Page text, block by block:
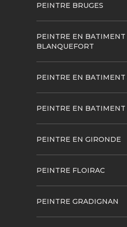
PEINTRE BRUGES
PEINTRE EN BATIMENT
BLANQUEFORT
PEINTRE EN BATIMENT
PEINTRE EN BATIMENT
PEINTRE EN GIRONDE
PEINTRE FLOIRAC
PEINTRE GRADIGNAN